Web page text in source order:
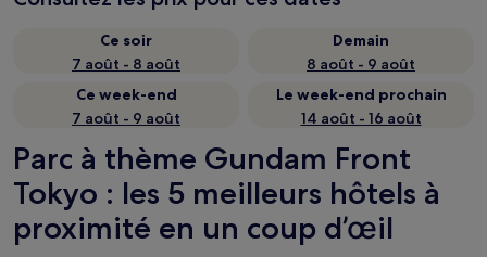
Ce soir
7 août - 8 août
Demain
8 août - 9 août
Ce week-end
7 août - 9 août
Le week-end prochain
14 août - 16 août
Parc à thème Gundam Front
Tokyo : les 5 meilleurs hôtels à
proximité en un coup d’œil